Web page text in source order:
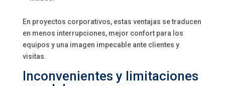
En proyectos corporativos, estas ventajas se traducen
en menos interrupciones, mejor confort para los
equipos y una imagen impecable ante clientes y
visitas.
Inconvenientes y limitaciones